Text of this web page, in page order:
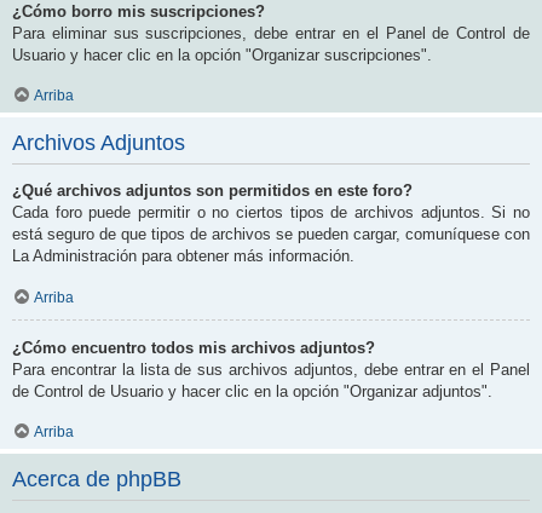
¿Cómo borro mis suscripciones?
Para eliminar sus suscripciones, debe entrar en el Panel de Control de
Usuario y hacer clic en la opción "Organizar suscripciones".
Arriba
Archivos Adjuntos
¿Qué archivos adjuntos son permitidos en este foro?
Cada foro puede permitir o no ciertos tipos de archivos adjuntos. Si no
está seguro de que tipos de archivos se pueden cargar, comuníquese con
La Administración para obtener más información.
Arriba
¿Cómo encuentro todos mis archivos adjuntos?
Para encontrar la lista de sus archivos adjuntos, debe entrar en el Panel
de Control de Usuario y hacer clic en la opción "Organizar adjuntos".
Arriba
Acerca de phpBB